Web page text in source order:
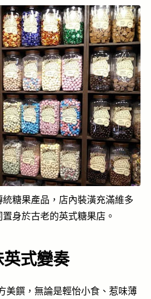
糖果產品，店內裝潢充滿維多
身於古老的英式糖果店。
式變奏
美饌，無論是輕怡小食、惹味薄